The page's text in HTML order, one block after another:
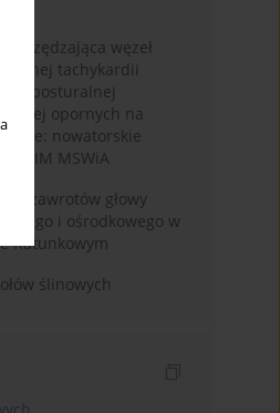
węzeł
tachykardii
posturalnej
opornych na
nowatorskie
w PIM MSWiA
zawrotów głowy
i ośrodkowego w
Ratunkowym
ślinowych